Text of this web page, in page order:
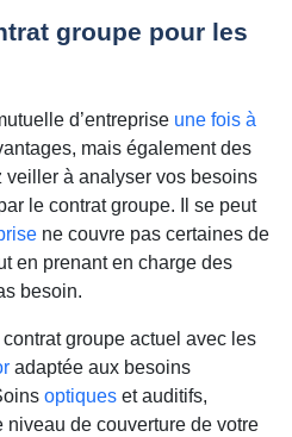
groupe pour les
d’entreprise une fois à
mais également des
veiller à analyser vos besoins
le contrat groupe. Il se peut
ne couvre pas certaines de
en prenant en charge des
besoin.
contrat groupe actuel avec les
adaptée aux besoins
optiques et auditifs,
de couverture de votre